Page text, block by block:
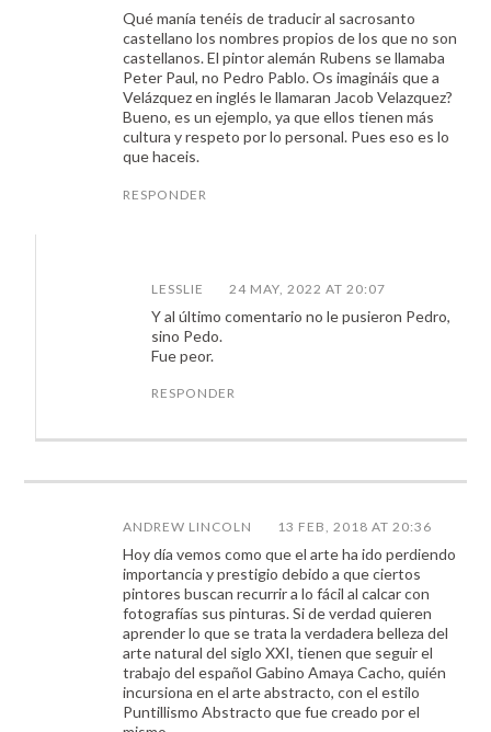
Qué manía tenéis de traducir al sacrosanto
castellano los nombres propios de los que no son
castellanos. El pintor alemán Rubens se llamaba
Peter Paul, no Pedro Pablo. Os imagináis que a
Velázquez en inglés le llamaran Jacob Velazquez?
Bueno, es un ejemplo, ya que ellos tienen más
cultura y respeto por lo personal. Pues eso es lo
que haceis.
RESPONDER
LESSLIE 24 MAY, 2022 AT 20:07
Y al último comentario no le pusieron Pedro,
sino Pedo.
Fue peor.
RESPONDER
ANDREW LINCOLN 13 FEB, 2018 AT 20:36
Hoy día vemos como que el arte ha ido perdiendo
importancia y prestigio debido a que ciertos
pintores buscan recurrir a lo fácil al calcar con
fotografías sus pinturas. Si de verdad quieren
aprender lo que se trata la verdadera belleza del
arte natural del siglo XXI, tienen que seguir el
trabajo del español Gabino Amaya Cacho, quién
incursiona en el arte abstracto, con el estilo
Puntillismo Abstracto que fue creado por el